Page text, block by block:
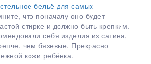
бельё для самых
что поначалу оно будет
стирке и должно быть крепким.
себя изделия из сатина,
чем бязевые. Прекрасно
кожи ребёнка.